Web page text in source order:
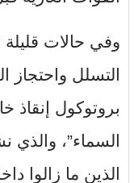
وفي حالات
التسلل واحتجاز
بروتوكول
السماء”،
الذين ما زالوا